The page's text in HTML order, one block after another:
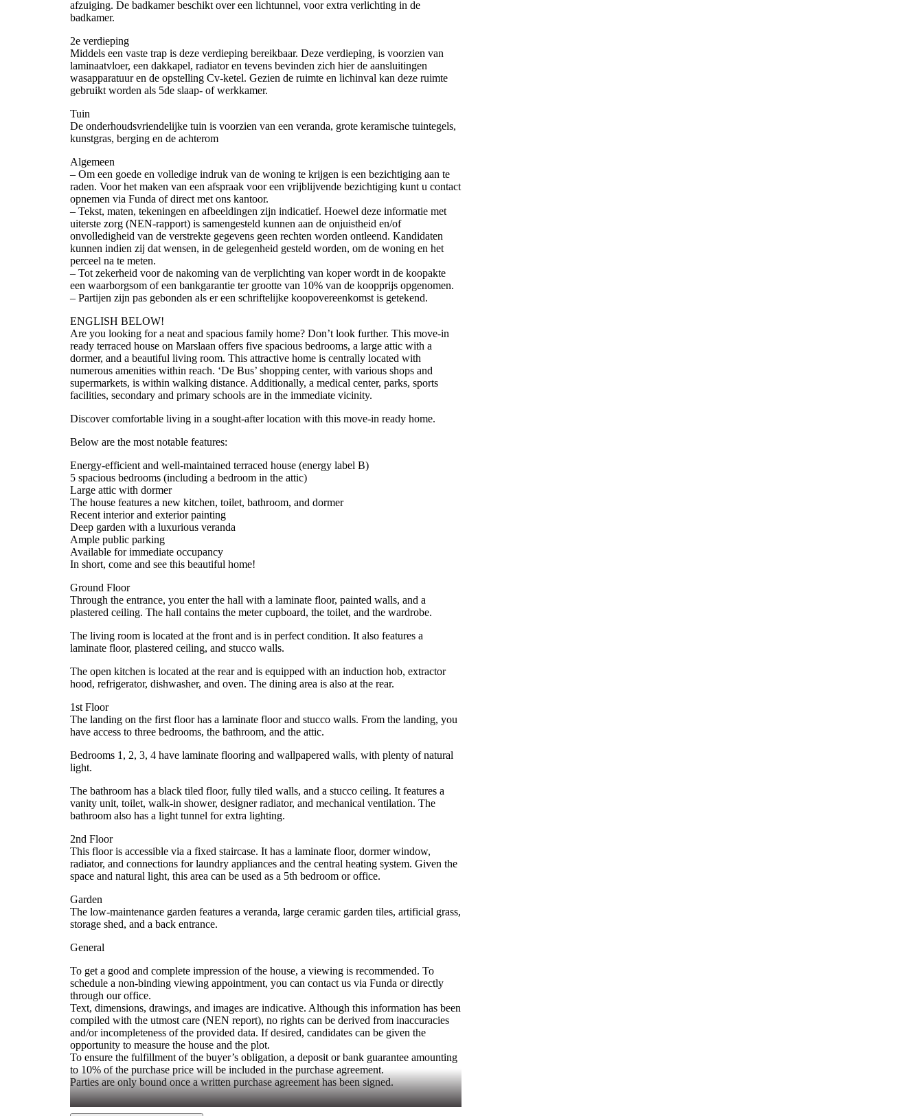
afzuiging. De badkamer beschikt over een lichtunnel, voor extra verlichting in de
badkamer.
2e verdieping
Middels een vaste trap is deze verdieping bereikbaar. Deze verdieping, is voorzien van
laminaatvloer, een dakkapel, radiator en tevens bevinden zich hier de aansluitingen
wasapparatuur en de opstelling Cv-ketel. Gezien de ruimte en lichinval kan deze ruimte
gebruikt worden als 5de slaap- of werkkamer.
Tuin
De onderhoudsvriendelijke tuin is voorzien van een veranda, grote keramische tuintegels,
kunstgras, berging en de achterom
Algemeen
– Om een goede en volledige indruk van de woning te krijgen is een bezichtiging aan te
raden. Voor het maken van een afspraak voor een vrijblijvende bezichtiging kunt u contact
opnemen via Funda of direct met ons kantoor.
– Tekst, maten, tekeningen en afbeeldingen zijn indicatief. Hoewel deze informatie met
uiterste zorg (NEN-rapport) is samengesteld kunnen aan de onjuistheid en/of
onvolledigheid van de verstrekte gegevens geen rechten worden ontleend. Kandidaten
kunnen indien zij dat wensen, in de gelegenheid gesteld worden, om de woning en het
perceel na te meten.
– Tot zekerheid voor de nakoming van de verplichting van koper wordt in de koopakte
een waarborgsom of een bankgarantie ter grootte van 10% van de koopprijs opgenomen.
– Partijen zijn pas gebonden als er een schriftelijke koopovereenkomst is getekend.
ENGLISH BELOW!
Are you looking for a neat and spacious family home? Don’t look further. This move-in
ready terraced house on Marslaan offers five spacious bedrooms, a large attic with a
dormer, and a beautiful living room. This attractive home is centrally located with
numerous amenities within reach. ‘De Bus’ shopping center, with various shops and
supermarkets, is within walking distance. Additionally, a medical center, parks, sports
facilities, secondary and primary schools are in the immediate vicinity.
Discover comfortable living in a sought-after location with this move-in ready home.
Below are the most notable features:
Energy-efficient and well-maintained terraced house (energy label B)
5 spacious bedrooms (including a bedroom in the attic)
Large attic with dormer
The house features a new kitchen, toilet, bathroom, and dormer
Recent interior and exterior painting
Deep garden with a luxurious veranda
Ample public parking
Available for immediate occupancy
In short, come and see this beautiful home!
Ground Floor
Through the entrance, you enter the hall with a laminate floor, painted walls, and a
plastered ceiling. The hall contains the meter cupboard, the toilet, and the wardrobe.
The living room is located at the front and is in perfect condition. It also features a
laminate floor, plastered ceiling, and stucco walls.
The open kitchen is located at the rear and is equipped with an induction hob, extractor
hood, refrigerator, dishwasher, and oven. The dining area is also at the rear.
1st Floor
The landing on the first floor has a laminate floor and stucco walls. From the landing, you
have access to three bedrooms, the bathroom, and the attic.
Bedrooms 1, 2, 3, 4 have laminate flooring and wallpapered walls, with plenty of natural
light.
The bathroom has a black tiled floor, fully tiled walls, and a stucco ceiling. It features a
vanity unit, toilet, walk-in shower, designer radiator, and mechanical ventilation. The
bathroom also has a light tunnel for extra lighting.
2nd Floor
This floor is accessible via a fixed staircase. It has a laminate floor, dormer window,
radiator, and connections for laundry appliances and the central heating system. Given the
space and natural light, this area can be used as a 5th bedroom or office.
Garden
The low-maintenance garden features a veranda, large ceramic garden tiles, artificial grass,
storage shed, and a back entrance.
General
To get a good and complete impression of the house, a viewing is recommended. To
schedule a non-binding viewing appointment, you can contact us via Funda or directly
through our office.
Text, dimensions, drawings, and images are indicative. Although this information has been
compiled with the utmost care (NEN report), no rights can be derived from inaccuracies
and/or incompleteness of the provided data. If desired, candidates can be given the
opportunity to measure the house and the plot.
To ensure the fulfillment of the buyer’s obligation, a deposit or bank guarantee amounting
to 10% of the purchase price will be included in the purchase agreement.
Parties are only bound once a written purchase agreement has been signed.